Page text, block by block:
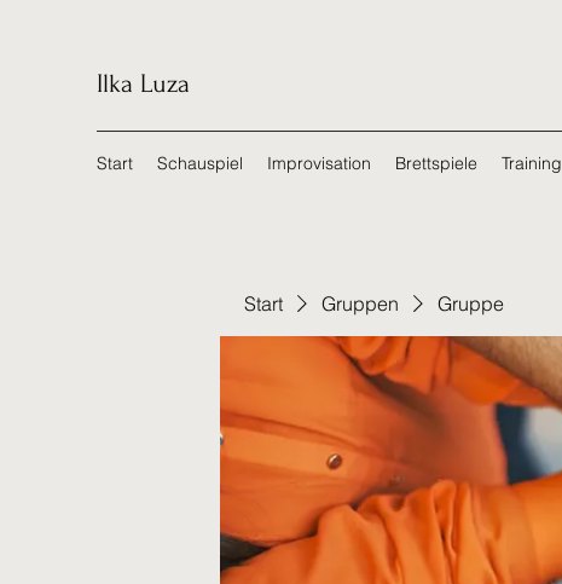
Ilka Luza
Start Schauspiel Improvisation Brettspiele Training
Start Gruppen Gruppe